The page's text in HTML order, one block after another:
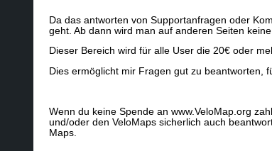
Da das antworten von Supportanfragen oder
geht. Ab dann wird man auf anderen Seiten
Dieser Bereich wird für alle User die 20€ oder
Dies ermöglicht mir Fragen gut zu beantworten,
Wenn du keine Spende an www.VeloMap.org
und/oder den VeloMaps sicherlich auch
Maps.